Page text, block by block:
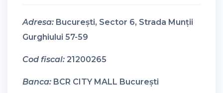
Adresa: București, Sector 6, Strada Munții
Gurghiului 57-59
Cod fiscal: 21200265
Banca: BCR CITY MALL București